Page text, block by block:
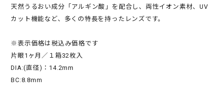
天然うるおい成分「アルギン酸」を配合し、両性イオン素材、UV
カット機能など、多くの特長を持ったレンズです。
※表示価格は税込み価格です
片眼1ヶ月／１箱32枚入
DIA:(直径)：14.2mm
BC:8.8mm